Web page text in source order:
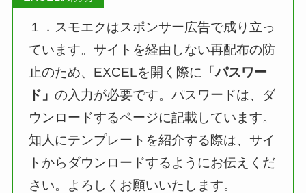
１．スモエクはスポンサー広告で成り立っ
ています。サイトを経由しない再配布の防
止のため、EXCELを開く際に
「パスワー
ド」の入力が必要です。パスワードは、ダ
ウンロードするページに記載しています。
知人にテンプレートを紹介する際は、サイ
トからダウンロードするようにお伝えくだ
さい。よろしくお願いいたします。